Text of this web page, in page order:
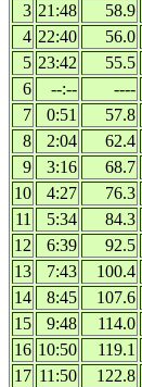
3 21:48 58.9
4 22:40 56.0
5 23:42 55.5
6
--:-- ----
7
0:51 57.8
8
2:04 62.4
9
3:16 68.7
10
4:27 76.3
11
5:34 84.3
12
6:39 92.5
13
7:43 100.4
14
8:45 107.6
15
9:48 114.0
16 10:50 119.1
17 11:50 122.8